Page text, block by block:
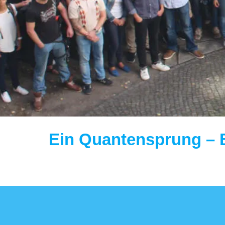
Ein Quantensprung –